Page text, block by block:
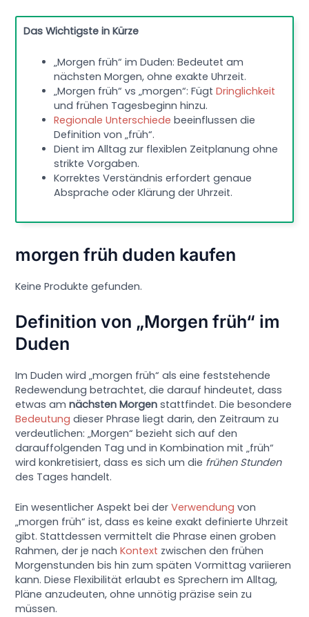
Das Wichtigste in Kürze
„Morgen früh“ im Duden: Bedeutet am
nächsten Morgen, ohne exakte Uhrzeit.
„Morgen früh“ vs „morgen“: FügtDringlichkeit
und frühen Tagesbeginn hinzu.
Regionale Unterschiede beeinflussen die
Definition von „früh“.
Dient im Alltag zur flexiblen Zeitplanung ohne
strikte Vorgaben.
Korrektes Verständnis erfordert genaue
Absprache oder Klärung der Uhrzeit.
morgen früh duden kaufen
Keine Produkte gefunden.
Definition von „Morgen früh“ im
Duden
Im Duden wird „morgen früh“ als eine feststehende
Redewendung betrachtet, die darauf hindeutet, dass
etwas amnächsten Morgen stattfindet. Die besondere
Bedeutung dieser Phrase liegt darin, den Zeitraum zu
verdeutlichen: „Morgen“ bezieht sich auf den
darauffolgenden Tag und in Kombination mit „früh“
wird konkretisiert, dass es sich um die frühen Stunden
des Tages handelt.
Ein wesentlicher Aspekt bei derVerwendung von
„morgen früh“ ist, dass es keine exakt definierte Uhrzeit
gibt. Stattdessen vermittelt die Phrase einen groben
Rahmen, der je nachKontext zwischen den frühen
Morgenstunden bis hin zum späten Vormittag variieren
kann. Diese Flexibilität erlaubt es Sprechern im Alltag,
Pläne anzudeuten, ohne unnötig präzise sein zu
müssen.